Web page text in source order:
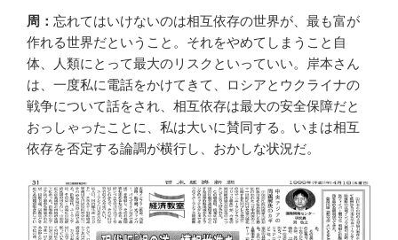
周： 忘れてはいけないのは相互依存の世界が、最も富が
作れる世界だということ。それをやめてしまうこと自
体、人類にとって最大のリスクといっていい。岸本さん
は、一度私に電話をかけてきて、ロシアとウクライナの
戦争について話をされ、相互依存は最大の安全保障だと
おっしゃったことに、私は大いに賛同する。いまは相互
依存を否定する論調が横行し、おかしな状況だ。